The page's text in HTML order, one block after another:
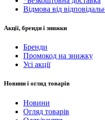
Відмова від
Акції, бренди і знижки
Бренди
Промокод на знижку
Усі акції
Новини і огляд товарів
Новини
Огляд товарів